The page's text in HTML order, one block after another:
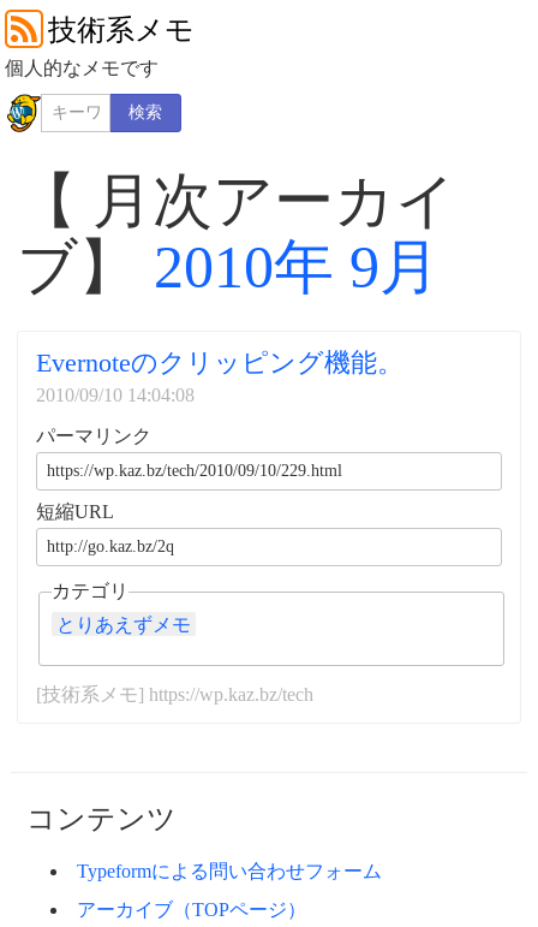
技術系メモ
個人的なメモです
検索
【 月次アーカイ
ブ】 2010年 9月
Evernoteのクリッピング機能。
2010/09/10 14:04:08
パーマリンク
短縮URL
カテゴリ
とりあえずメモ
[技術系メモ] https://wp.kaz.bz/tech
コンテンツ
Typeformによる問い合わせフォーム
アーカイブ（TOPページ）